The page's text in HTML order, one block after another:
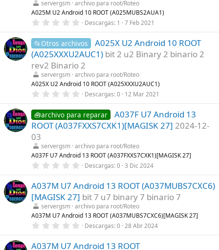
e
l
a
(
s
)
servergsm archivo para root/Roteo
A025M U2 Android 10 ROOT (A025MUBS2AUA1)
0
0
0
e
s
t
r
e
l
a
(
s
)
Descargas 1 7 Feb 2021
📂Otros archivos
A025X U2 Android 10 ROOT
(A025XXXU2AUC1) bit 2 u2 Binary 2 binario 2
rev2 Binario 2
servergsm archivo para root/Roteo
A025X U2 Android 10 ROOT (A025XXXU2AUC1)
0
0
0
e
s
e
l
a
(
s
)
Descargas 0 12 Mar 2021
🧰archivo para reparar
A037F U7 Android 13
ROOT (A037FXXS7CXK1)[MAGISK 27] 2024-12-
03
servergsm archivo para root/Roteo
A037F U7 Android 13 ROOT (A037FXXS7CXK1)[MAGISK 27]
0
0
0
e
s
t
r
e
l
(
Descargas 0 3 Dic 2024
A037M U7 Android 13 ROOT (A037MUBS7CXC6)
[MAGISK 27] bit 7 u7 binary 7 binario 7
servergsm archivo para root/Roteo
A037M U7 Android 13 ROOT (A037MUBS7CXC6)[MAGISK 27]
0
0
0
Descargas 0 28 Abr 2024
A037M U7 Android 13 ROOT